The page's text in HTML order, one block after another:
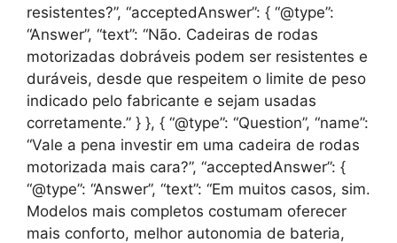
resistentes?”, “acceptedAnswer”: { “@type”:
“Answer”, “text”: “Não. Cadeiras de rodas
motorizadas dobráveis podem ser resistentes e
duráveis, desde que respeitem o limite de peso
indicado pelo fabricante e sejam usadas
corretamente.” } }, { “@type”: “Question”, “name”:
“Vale a pena investir em uma cadeira de rodas
motorizada mais cara?”, “acceptedAnswer”: {
“@type”: “Answer”, “text”: “Em muitos casos, sim.
Modelos mais completos costumam oferecer
mais conforto, melhor autonomia de bateria,